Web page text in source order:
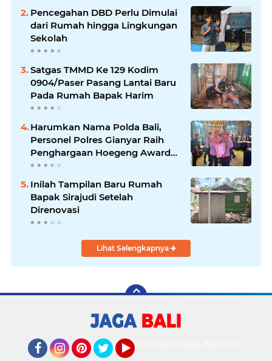
Pencegahan DBD Perlu Dimulai
dari Rumah hingga Lingkungan
Sekolah
Satgas TMMD Ke 129 Kodim
0904/Paser Pasang Lantai Baru
Pada Rumah Bapak Harim
Harumkan Nama Polda Bali,
Personel Polres Gianyar Raih
Penghargaan Hoegeng Awards
2026
Inilah Tampilan Baru Rumah
Bapak Sirajudi Setelah
Direnovasi
Lihat Selengkapnya